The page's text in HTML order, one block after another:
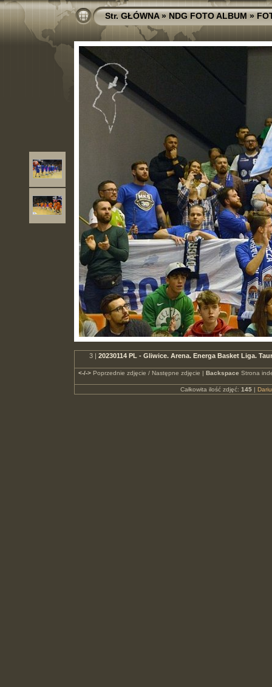
Str. GŁÓWNA»NDG FOTO ALBUM»
3 | 20230114 PL - Gliwice. Arena. Energa Basket Liga.
<-/->Poprzednie zdjęcie / Następne zdjęcie | Backspace Strona
Całkowita ilość zdjęć: 145|